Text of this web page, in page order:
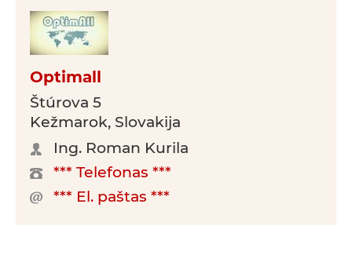
Optimall
Štúrova 5
Kežmarok, Slovakija
Ing. Roman Kurila
*** Telefonas ***
*** El. paštas ***